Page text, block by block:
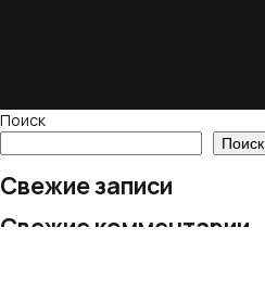
Поиск
Поиск
Свежие записи
Свежие комментарии